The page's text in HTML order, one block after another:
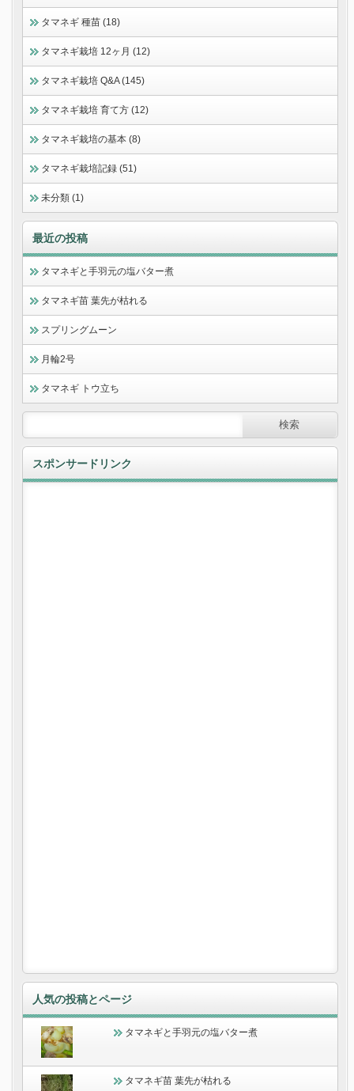
タマネギ 種苗 (18)
タマネギ栽培 12ヶ月 (12)
タマネギ栽培 Q&A (145)
タマネギ栽培 育て方 (12)
タマネギ栽培の基本 (8)
タマネギ栽培記録 (51)
未分類 (1)
最近の投稿
タマネギと手羽元の塩バター煮
タマネギ苗 葉先が枯れる
スプリングムーン
月輪2号
タマネギ トウ立ち
スポンサードリンク
人気の投稿とページ
タマネギと手羽元の塩バター煮
タマネギ苗 葉先が枯れる